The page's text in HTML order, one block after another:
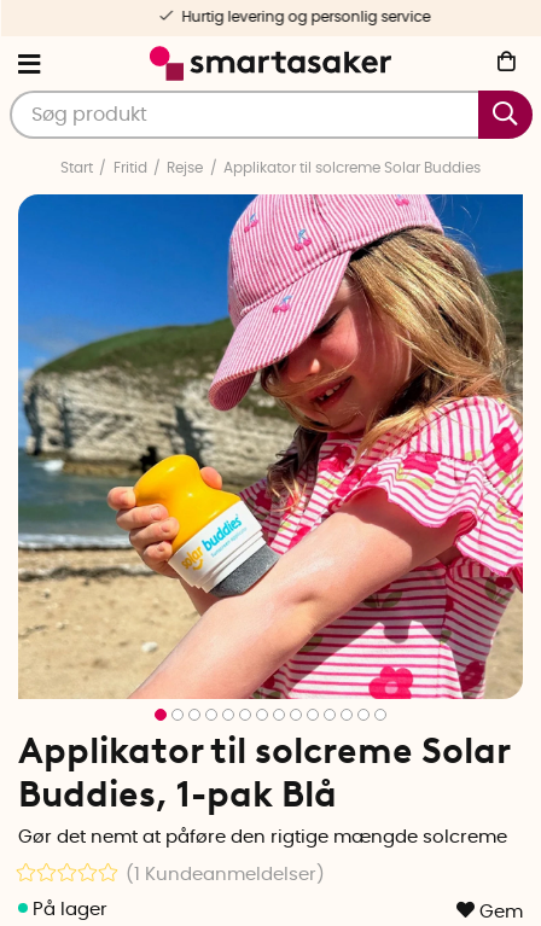
Hurtig levering og personlig service
Start Fritid Rejse Applikator til solcreme Solar Buddies
Applikator til solcreme Solar
Buddies, 1-pak Blå
Gør det nemt at påføre den rigtige mængde solcreme
(1 Kundeanmeldelser )
Gem